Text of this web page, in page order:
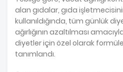
alan gıdalar, gıda
kullanıldığında, tüm günlük
ağırlığının azaltılması
diyetler için özel olarak
tanımlandı.